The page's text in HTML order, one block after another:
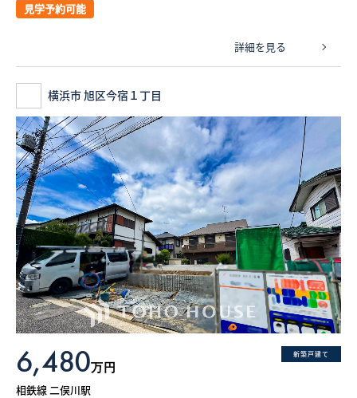
見学予約可能
詳細を見る
横浜市 旭区今宿１丁目
新築戸建て
6,480万円
相鉄線 二俣川駅